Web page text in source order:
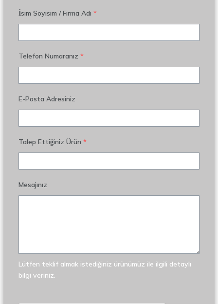
İsim Soyisim / Firma Adı *
Telefon Numaranız *
E-Posta Adresiniz
Talep Ettiğiniz Ürün *
Mesajınız
Lütfen teklif almak istediğiniz ürünümüz ile ilgili detaylı
bilgi veriniz.